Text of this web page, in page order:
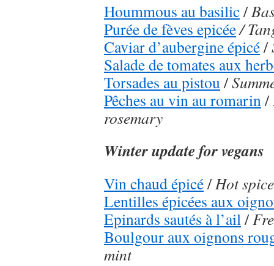
Hoummous au basilic/
Purée de fèves epicée/
Caviar d’aubergine épicé/
Salade de tomates aux
Torsades au pistou /
Pêches au vin au romarin/
rosemary
Winter update for vegans
Vin chaud épicé/Hot
Lentilles épicées aux
Epinards sautés à l’ail/
Boulgour aux oignons
mint